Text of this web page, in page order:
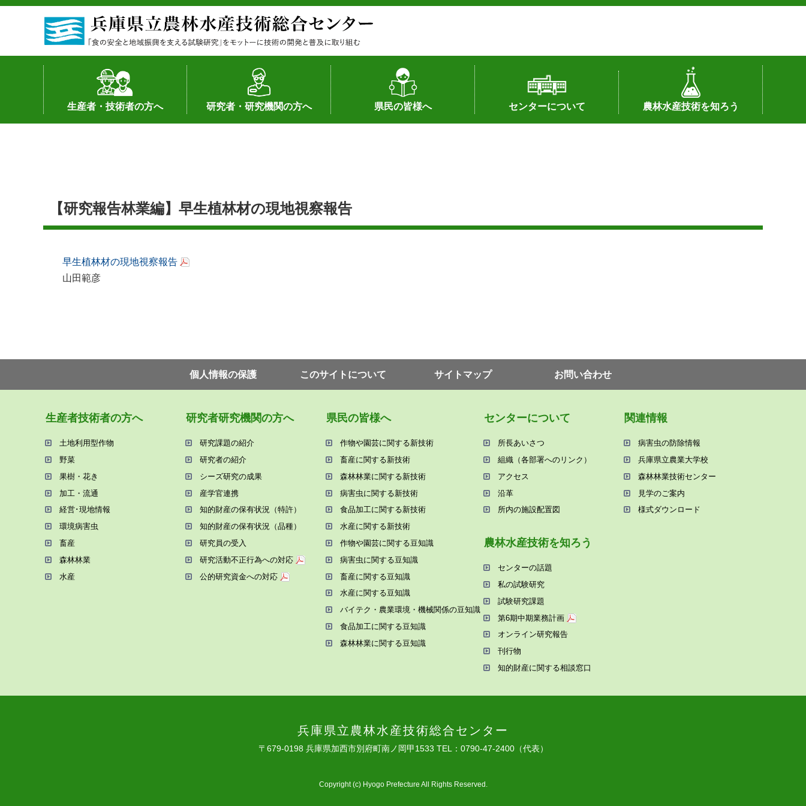
生産者・技術者の方へ
土地利用型作物
野菜
果樹・花き
加工・流通
経営･現地情報
環境病害虫
畜産
森林林業
水産
基幹種雄牛の紹介
研究者・研究機関の方へ
研究者の紹介
シーズ研究の成果
産学官連携
知的財産の保有状況（特許）
知的財産の保有状況（品種）
研究員の受入
研究活動不正行為への対応
公的研究資金への対応
県民の皆様へ
作物や園芸に関する新技術
畜産に関する新技術
森林林業に関する新技術
病害虫に関する新技術
食品加工に関する新技術
水産に関する新技術
作物や園芸に関する豆知識
病害虫に関する豆知識
畜産に関する豆知識
水産に関する豆知識
バイテク・農業環境・機械関係
食品加工に関する豆知識
森林林業に関する豆知識
センターについて
所長あいさつ
組織（各部署へのリンク）
アクセス
沿革
所内の施設配置図
農林水産技術を知ろう
センターの話題
私の試験研究
試験研究課題
第6期中期業務計画
オンライン研究報告
刊行物
知的財産に関する相談窓口
【研究報告林業編】早生植林材の現地視察報告
早生植林材の現地視察報告
山田範彦
個⼈情報の保護 このサイトについて サイトマップ お問い合わせ
⽣産者技術者の⽅へ
⼟地利⽤型作物
野菜
果樹・花き
加⼯・流通
経営･現地情報
環境病害⾍
畜産
森林林業
⽔産
研究者研究機関の⽅へ
研究課題の紹介
研究者の紹介
シーズ研究の成果
産学官連携
知的財産の保有状況（特許）
知的財産の保有状況（品種）
研究員の受⼊
研究活動不正⾏為への対応
公的研究資金への対応
県⺠の皆様へ
作物や園芸に関する新技術
畜産に関する新技術
森林林業に関する新技術
病害⾍に関する新技術
⾷品加⼯に関する新技術
⽔産に関する新技術
作物や園芸に関する⾖知識
病害⾍に関する⾖知識
畜産に関する⾖知識
⽔産に関する⾖知識
バイテク・農業環境・機械関係の⾖知識
⾷品加⼯に関する⾖知識
森林林業に関する⾖知識
センターについて
所⻑あいさつ
組織（各部署へのリンク）
アクセス
沿⾰
所内の施設配置図
農林⽔産技術を知ろう
センターの話題
私の試験研究
試験研究課題
第6期中期業務計画
オンライン研究報告
刊⾏物
知的財産に関する相談窓⼝
関連情報
病害⾍の防除情報
兵庫県⽴農業⼤学校
森林林業技術センター
⾒学のご案内
様式ダウンロード
兵庫県⽴農林⽔産技術総合センター
〒679-0198 兵庫県加⻄市別府町南ノ岡甲1533 TEL：0790-47-2400（代表）
Copyright (c) Hyogo Prefecture All Rights Reserved.